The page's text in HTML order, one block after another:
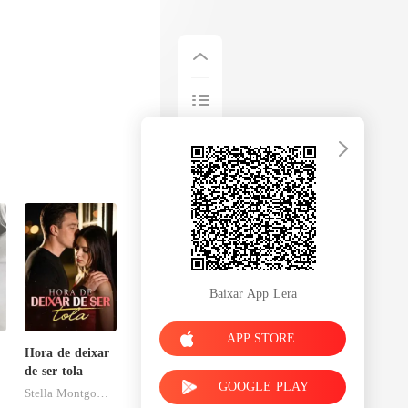
Hora de deixar
de ser tola
Baixar App Lera
APP STORE
GOOGLE PLAY